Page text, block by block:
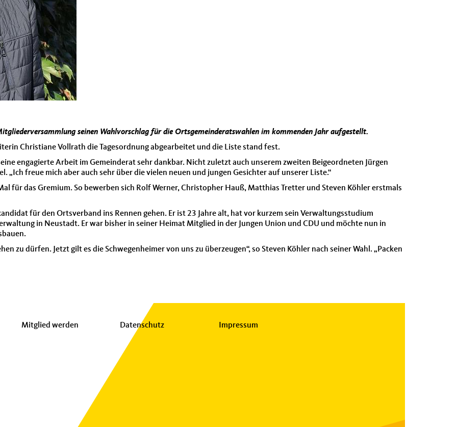
seinen Wahlvorschlag für die Ortsgemeinderatswahlen im kommenden Jahr aufgestellt.
Christiane Vollrath die Tagesordnung abgearbeitet und die Liste stand fest.
engagierte Arbeit im Gemeinderat sehr dankbar. Nicht zuletzt auch unserem zweiten Beigeordneten Jürgen
„Ich freue mich aber auch sehr über die vielen neuen und jungen Gesichter auf unserer Liste.“
für das Gremium. So bewerben sich Rolf Werner, Christopher Hauß, Matthias Tretter und Steven Köhler erstmals
für den Ortsverband ins Rennen gehen. Er ist 23 Jahre alt, hat vor kurzem sein Verwaltungsstudium
in Neustadt. Er war bisher in seiner Heimat Mitglied in der Jungen Union und CDU und möchte nun in
zu dürfen. Jetzt gilt es die Schwegenheimer von uns zu überzeugen“, so Steven Köhler nach seiner Wahl. „Packen
Mitglied werden Datenschutz Impressum